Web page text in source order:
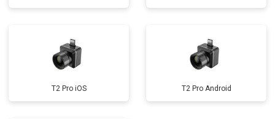
T2 Pro iOS T2 Pro Android